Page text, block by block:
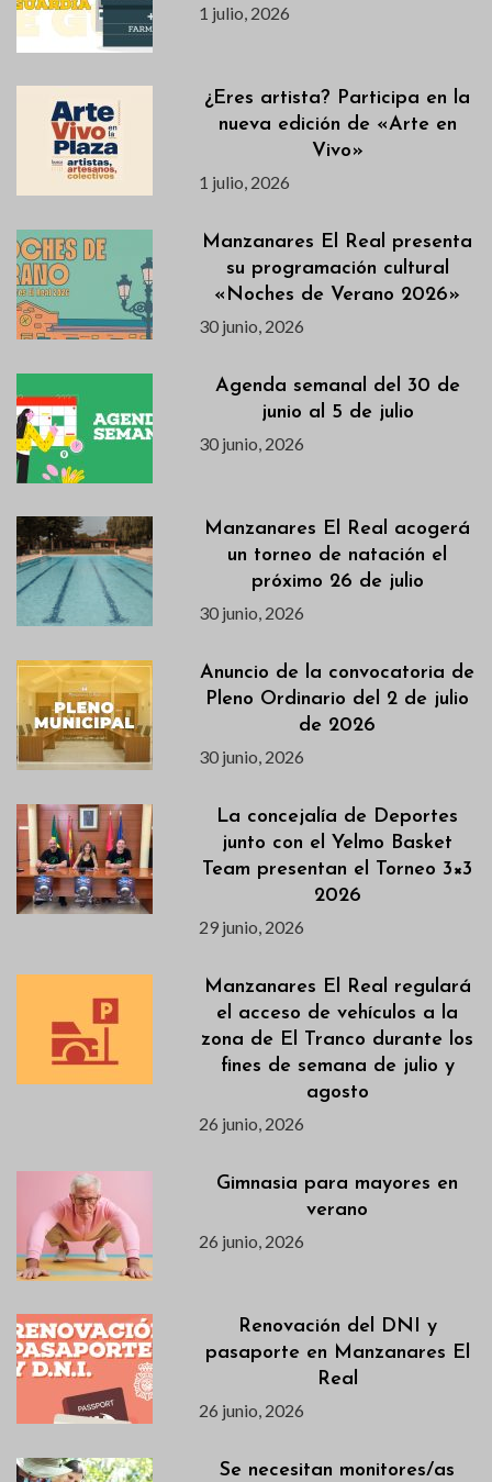
1 julio, 2026
¿Eres artista? Participa en la
nueva edición de «Arte en
Vivo»
1 julio, 2026
Manzanares El Real presenta
su programación cultural
«Noches de Verano 2026»
30 junio, 2026
Agenda semanal del 30 de
junio al 5 de julio
30 junio, 2026
Manzanares El Real acogerá
un torneo de natación el
próximo 26 de julio
30 junio, 2026
Anuncio de la convocatoria de
Pleno Ordinario del 2 de julio
de 2026
30 junio, 2026
La concejalía de Deportes
junto con el Yelmo Basket
Team presentan el Torneo 3×3
2026
29 junio, 2026
Manzanares El Real regulará
el acceso de vehículos a la
zona de El Tranco durante los
fines de semana de julio y
agosto
26 junio, 2026
Gimnasia para mayores en
verano
26 junio, 2026
Renovación del DNI y
pasaporte en Manzanares El
Real
26 junio, 2026
Se necesitan monitores/as